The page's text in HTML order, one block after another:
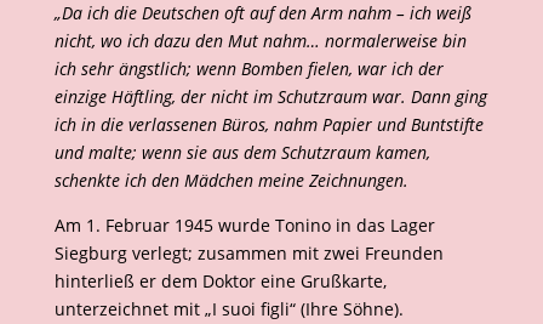
„Da ich die Deutschen oft auf den Arm nahm – ich weiß
nicht, wo ich dazu den Mut nahm… normalerweise bin
ich sehr ängstlich; wenn Bomben fielen, war ich der
einzige Häftling, der nicht im Schutzraum war. Dann ging
ich in die verlassenen Büros, nahm Papier und Buntstifte
und malte; wenn sie aus dem Schutzraum kamen,
schenkte ich den Mädchen meine Zeichnungen.
Am 1. Februar 1945 wurde Tonino in das Lager
Siegburg verlegt; zusammen mit zwei Freunden
hinterließ er dem Doktor eine Grußkarte,
unterzeichnet mit „I suoi figli“ (Ihre Söhne).